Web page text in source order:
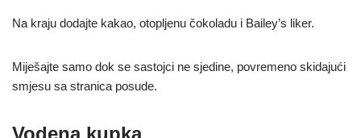
Na kraju dodajte kakao, otopljenu čokoladu i Bailey’s liker.
Miješajte samo dok se sastojci ne sjedine, povremeno skidajući
smjesu sa stranica posude.
Vodena kupka